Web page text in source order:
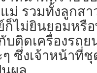
แม่ รวมทั้งลูกส
ก็ไม่ยินยอมหรื
บติดเครื่องรถย
ๆ ซึ่งเจ้าหน้าที่